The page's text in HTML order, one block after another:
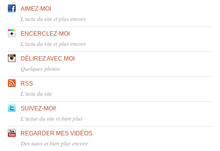
AIMEZ-MOI
L'actu du site et plus encore
ENCERCLEZ-MOI
L'actu du site et plus encore
DÉLIREZ AVEC MOI
Quelques photos
RSS
L'actu du site
SUIVEZ-MOI!
L'actue du site et bien plus
REGARDER MES VIDÉOS
Des tutos et bien plus encore